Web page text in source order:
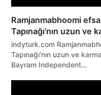
Ramjanmabhoomi
Tapınağı’nın uzun ve
indyturk.com
Tapınağı'nın uzun ve
Bayram Independent…